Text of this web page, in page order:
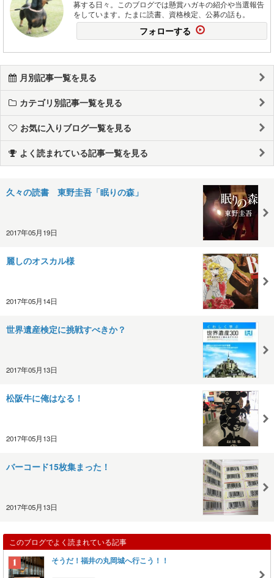
募する日々。このブログでは懸賞ハガキの紹介や当選報告
をしています。たまに読書、資格検定、公募の話も。
フォローする
月別記事一覧を見る
カテゴリ別記事一覧を見る
お気に入りブログ一覧を見る
よく読まれている記事一覧を見る
久々の読書 東野圭吾「眠りの森」
2017年05月19日
麗しのオスカル様
2017年05月14日
世界遺産検定に挑戦すべきか？
2017年05月13日
松阪牛に俺はなる！
2017年05月13日
バーコード15枚集まった！
2017年05月13日
このブログでよく読まれている記事
そうだ！福井の丸岡城へ行こう！！